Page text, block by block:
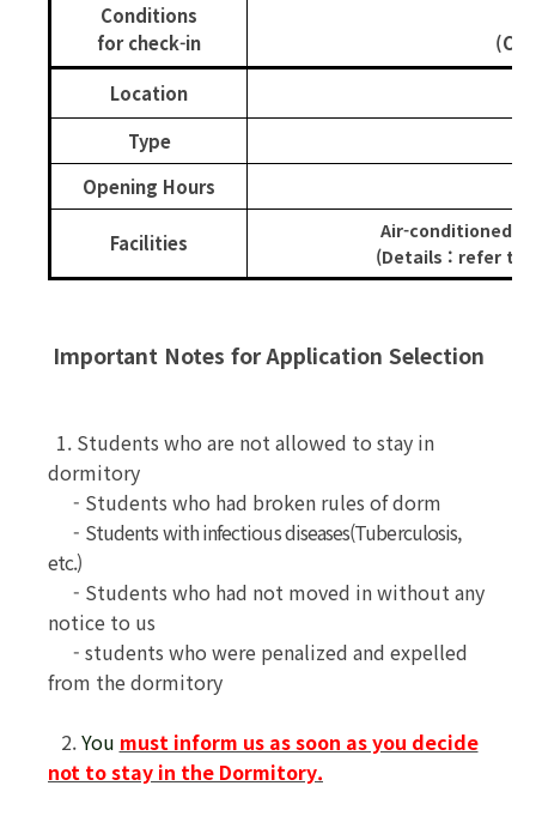
Conditions
for check-in
Location
Type
Opening Hours
Facilities
Air-conditioned,
(Details : refer to
Important Notes for Application Selection
1. Students who are not allowed to stay in
dormitory
- Students who had broken rules of dorm
- Students with infectious diseases(Tuberculosis,
etc.)
- Students who had not moved in without any
notice to us
- students who were penalized and expelled
from the dormitory
2.You must inform us as soon as you decide
not to stay in the Dormitory.